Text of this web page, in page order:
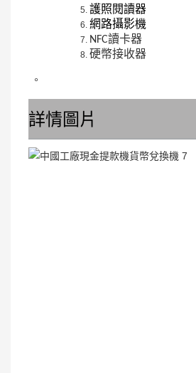
護照閱讀器
網路攝影機
NFC讀卡器
硬幣接收器
。
詳情圖片